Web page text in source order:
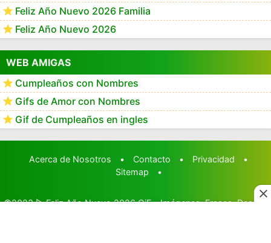
Feliz Año Nuevo 2026 Familia
Feliz Año Nuevo 2026
WEB AMIGAS
Cumpleaños con Nombres
Gifs de Amor con Nombres
Gif de Cumpleaños en ingles
Acerca de Nosotros • Contacto • Privacidad
•
Sitemap
•
©2023▷ Feliz Año Nuevo 2026 GiF - Imágenes, Frases, Deseos